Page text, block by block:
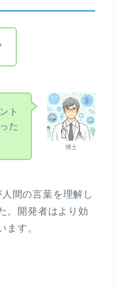
博士
ト
た
間の言葉を理解し
。開発者はより効
ます。